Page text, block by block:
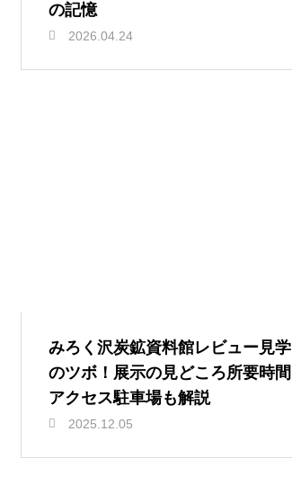
の記憶
2026.04.24
みろく沢炭鉱資料館レビュー見学
のツボ！展示の見どころ所要時間
アクセス駐車場も解説
2025.12.05